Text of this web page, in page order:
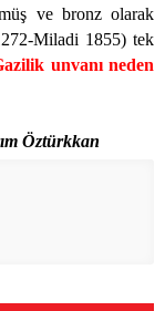
ve bronz olarak
Miladi 1855) tek
unvanı neden